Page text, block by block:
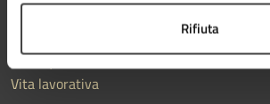
Rifiuta
Salute, benessere e assistenza
Tributi, finanze e contravvenzioni
Vita lavorativa